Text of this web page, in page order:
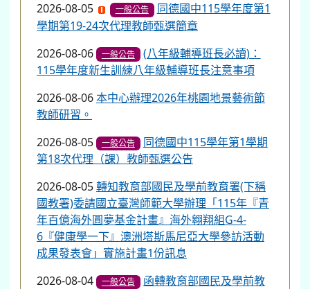
2026-08-05
一般公告
同德國中115學年度第1
學期第19-24次代理教師甄選簡章
2026-08-06
一般公告
(八年級輔導班長必讀)：
115學年度新生訓練八年級輔導班長注意事項
2026-08-06本中心辦理2026年桃園地景藝術節
教師研習。
2026-08-05
一般公告
同德國中115學年第1學期
第18次代理（課）教師甄選公告
2026-08-05轉知教育部國民及學前教育署(下稱
國教署)委請國立臺灣師範大學辦理「115年『青
年百億海外圓夢基金計畫』海外翱翔組G-4-
6『健康學一下』澳洲塔斯馬尼亞大學參訪活動
成果發表會」實施計畫1份訊息
2026-08-04
一般公告
函轉教育部國民及學前教